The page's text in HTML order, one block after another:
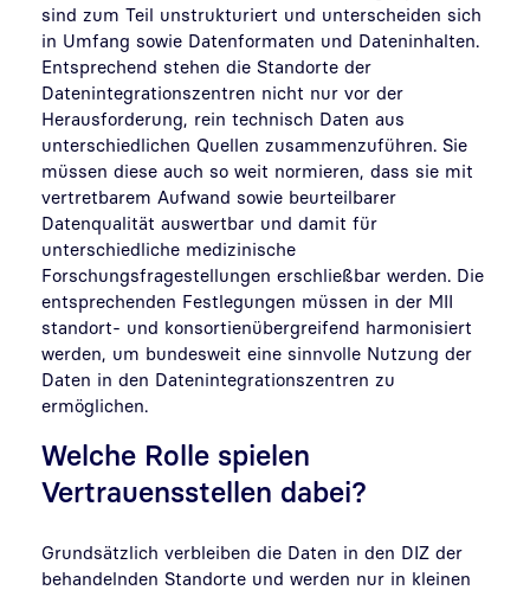
sind zum Teil unstrukturiert und unterscheiden sich
in Umfang sowie Datenformaten und Dateninhalten.
Entsprechend stehen die Standorte der
Datenintegrationszentren nicht nur vor der
Herausforderung, rein technisch Daten aus
unterschiedlichen Quellen zusammenzuführen. Sie
müssen diese auch so weit normieren, dass sie mit
vertretbarem Aufwand sowie beurteilbarer
Datenqualität auswertbar und damit für
unterschiedliche medizinische
Forschungsfragestellungen erschließbar werden. Die
entsprechenden Festlegungen müssen in der MII
standort- und konsortienübergreifend harmonisiert
werden, um bundesweit eine sinnvolle Nutzung der
Daten in den Datenintegrationszentren zu
ermöglichen.
Welche Rolle spielen
Vertrauensstellen dabei?
Grundsätzlich verbleiben die Daten in den DIZ der
behandelnden Standorte und werden nur in kleinen